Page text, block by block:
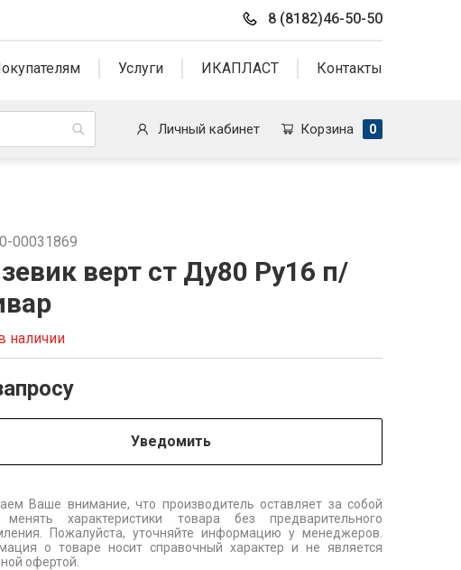
8 (8182)46-50-50
Услуги ИКАПЛАСТ Контакты
Личный кабинет Корзина 0
00031869
верт ст Ду80 Ру16 п/
наличии
Уведомить
Ваше внимание, что производитель оставляет за собой
характеристики товара без предварительного
Пожалуйста, уточняйте информацию у менеджеров.
о товаре носит справочный характер и не является
офертой.